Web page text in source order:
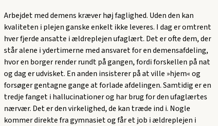
Arbejdet med demens kræver høj faglighed. Uden den kan
kvaliteten i plejen ganske enkelt ikke leveres. I dag er omtrent
hver fjerde ansatte i ældreplejen ufaglært. Det er ofte dem, der
står alene i ydertimerne med ansvaret for en demensafdeling,
hvor en borger render rundt på gangen, fordi forskellen på nat
og dag er udvisket. En anden insisterer på at ville »hjem« og
forsøger gentagne gange at forlade afdelingen. Samtidig er en
tredje fanget i hallucinationer og har brug for den ufaglærtes
nærvær. Det er den virkelighed, de kan træde ind i. Nogle
kommer direkte fra gymnasiet og får et job i ældreplejen i